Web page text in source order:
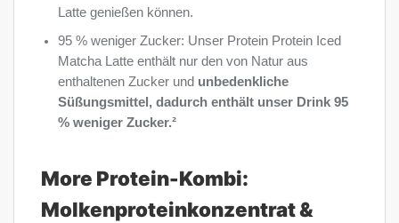
Latte genießen können.
95 % weniger Zucker: Unser Protein Protein Iced
Matcha Latte enthält nur den von Natur aus
enthaltenen Zucker und unbedenkliche
Süßungsmittel, dadurch enthält unser Drink 95
% weniger Zucker.²
More Protein-Kombi:
Molkenproteinkonzentrat &